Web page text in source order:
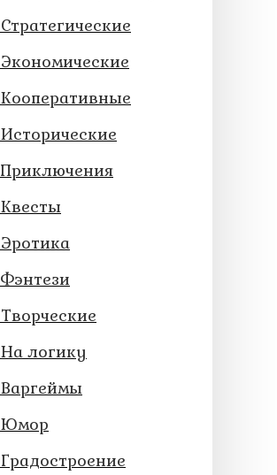
Стратегические
Экономические
Кооперативные
Исторические
Приключения
Квесты
Эротика
Фэнтези
Творческие
На логику
Варгеймы
Юмор
Градостроение